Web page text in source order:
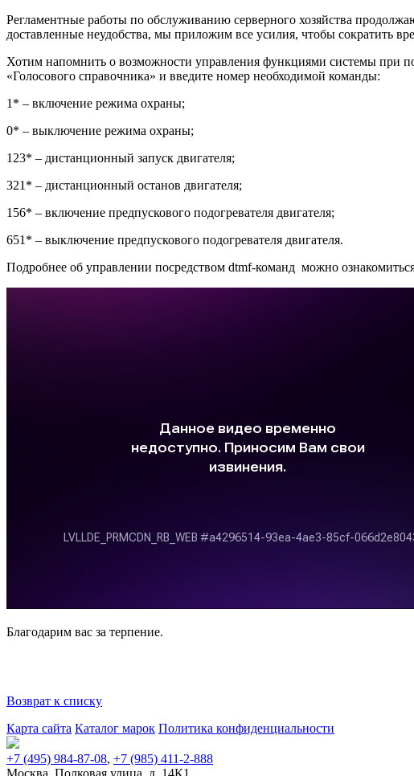
Регламентные работы по обслуживанию серверного хозяйства
доставленные неудобства, мы приложим все усилия, чтобы сократить
Хотим напомнить о возможности управления функциями системы при
«Голосового справочника» и введите номер необходимой команды:
1* – включение режима охраны;
0* – выключение режима охраны;
123* – дистанционный запуск двигателя;
321* – дистанционный останов двигателя;
156* – включение предпускового подогревателя двигателя;
651* – выключение предпускового подогревателя двигателя.
Подробнее об управлении посредством dtmf-команд можно
Благодарим вас за терпение.
Возврат к списку
Карта сайта Каталог марок Политика конфиденциальности
+7 (495) 984-87-08, +7 (985) 411-2-888
Москва, Полковая улица, д. 14К1